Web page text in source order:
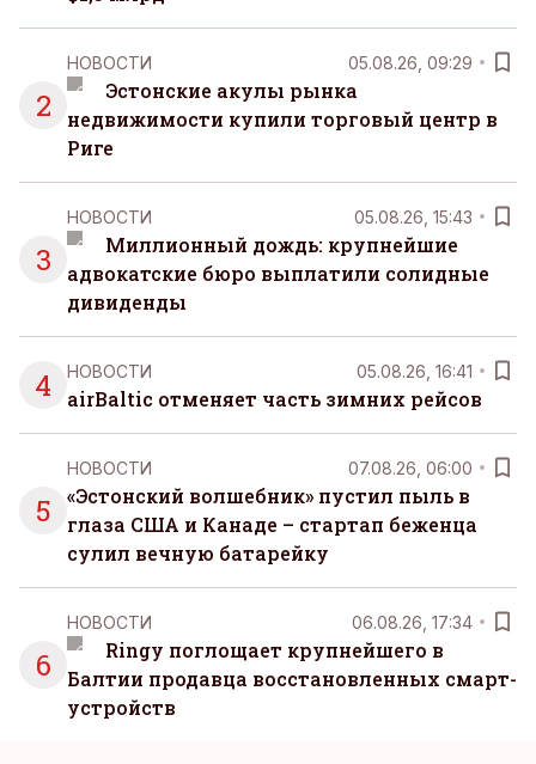
2
НОВОСТИ 05.08.26, 09:29
Эстонские акулы рынка
недвижимости купили торговый центр в
Риге
3
НОВОСТИ 05.08.26, 15:43
Миллионный дождь: крупнейшие
адвокатские бюро выплатили солидные
дивиденды
4 НОВОСТИ 05.08.26, 16:41
airBaltic отменяет часть зимних рейсов
5
НОВОСТИ 07.08.26, 06:00
«Эстонский волшебник» пустил пыль в
глаза США и Канаде – стартап беженца
сулил вечную батарейку
6
НОВОСТИ 06.08.26, 17:34
Ringy поглощает крупнейшего в
Балтии продавца восстановленных смарт-
устройств